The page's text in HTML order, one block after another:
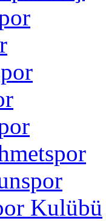
Kulübü